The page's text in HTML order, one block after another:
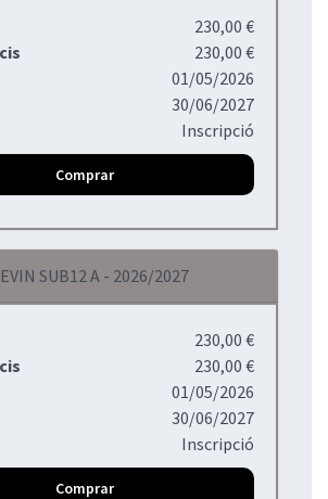
230,00 €
230,00 €
01/05/2026
30/06/2027
Inscripció
Comprar
SUB12 A - 2026/2027
230,00 €
230,00 €
01/05/2026
30/06/2027
Inscripció
Comprar